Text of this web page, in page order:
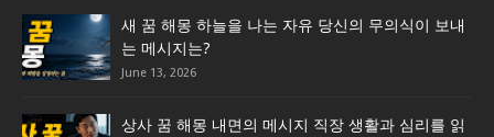
새 꿈 해몽 하늘을 나는 자유 당신의 무의식이 보내
는 메시지는?
June 13, 2026
상사 꿈 해몽 내면의 메시지 직장 생활과 심리를 읽